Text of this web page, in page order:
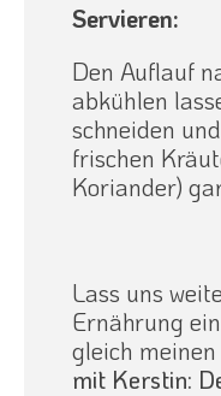
Servieren:
Den Auflauf
abkühlen
schneiden
frischen
Koriander)
Lass uns
Ernährung
gleich
mit Kerstin: